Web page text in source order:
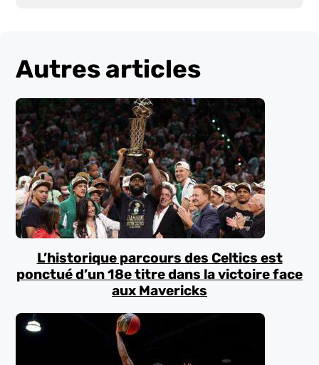
Autres articles
L’historique parcours des Celtics est
ponctué d’un 18e titre dans la victoire face
aux Mavericks